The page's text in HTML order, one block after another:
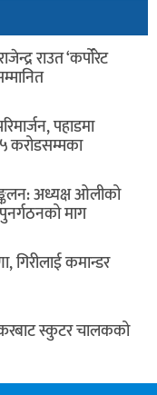
राउत ‘कर्पोरेट
पहाडमा
करोडसम्मका
अध्यक्ष ओलीको
माग
गिरीलाई कमान्डर
स्कुटर चालकको